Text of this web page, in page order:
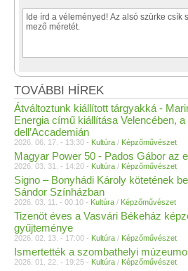
TOVÁBBI HÍREK
Átváltoztunk kiállított tárgyakká -
Energia című kiállítása Velencében, a
dell’Accademián
2026. 06. 17. - 13:30 - Kultúra / Képzőművészet
Magyar Power 50 - Pados Gábor az
2026. 03. 31. - 14:20 - Kultúra / Képzőművészet
Signo – Bonyhádi Károly kötetének
Sándor Színházban
2026. 03. 11. - 00:10 - Kultúra / Képzőművészet
Tizenöt éves a Vasvári Békeház
gyűjteménye
2026. 02. 13. - 17:00 - Kultúra / Képzőművészet
Ismertették a szombathelyi
2026. 01. 22. - 19:25 - Kultúra / Képzőművészet